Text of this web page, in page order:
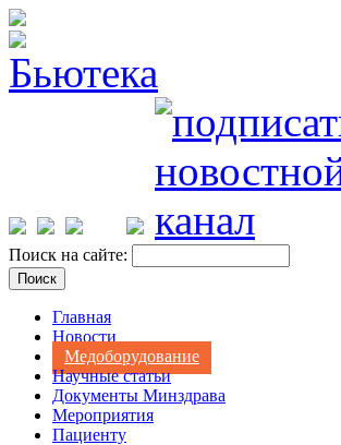
Поиск на сайте:
Главная
Новости
Медоборудование
Научные статьи
Документы Минздрава
Мероприятия
Пациенту